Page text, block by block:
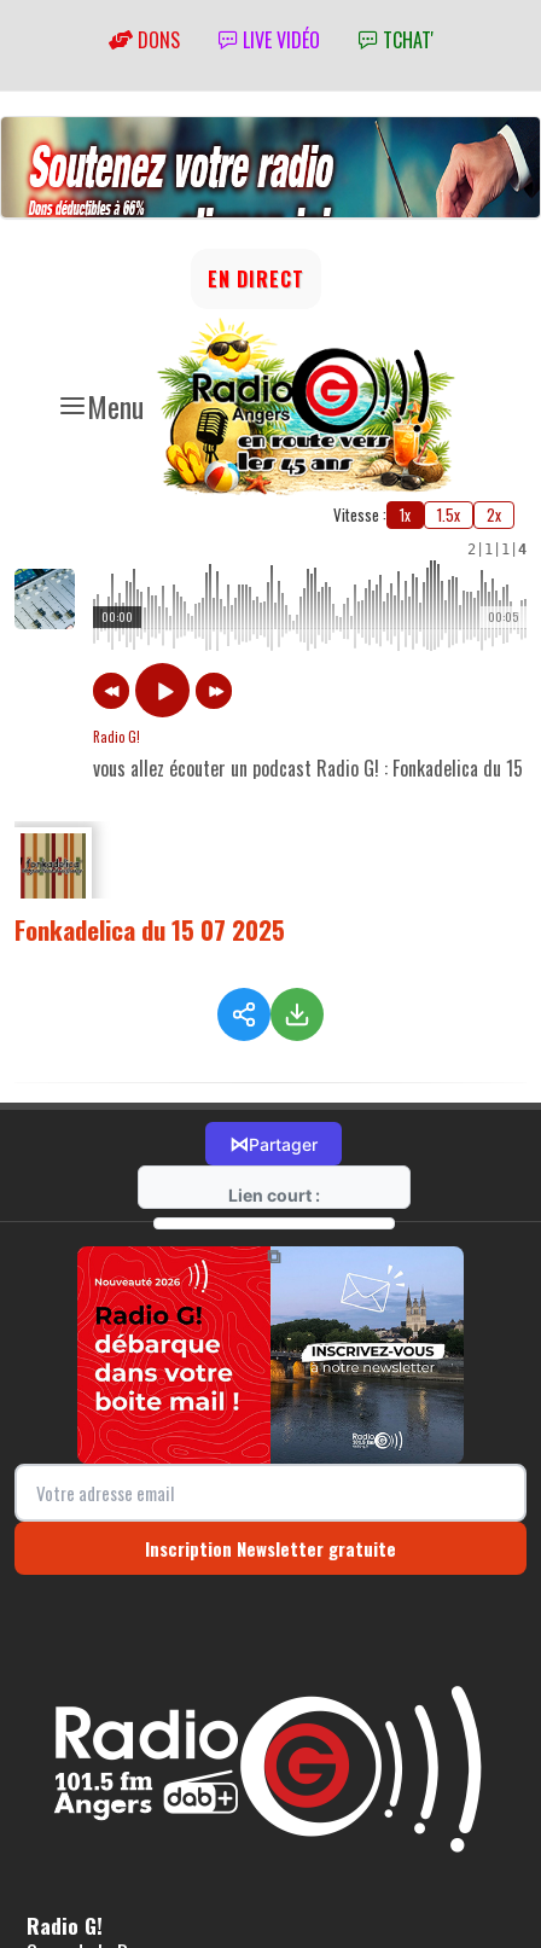
DONS LIVE VIDÉO TCHAT'
Menu
EN DIRECT
Vitesse : 1x 1.5x 2x
2 1 1 4
00:05
00:00
Radio G!
vous allez écouter un podcast Radio G! : Fonkadelica du 15
Fonkadelica du 15 07 2025
⋈Partager
Lien court :
https://radio-g.fr?18082
⧉
Inscription Newsletter gratuite
Radio G!